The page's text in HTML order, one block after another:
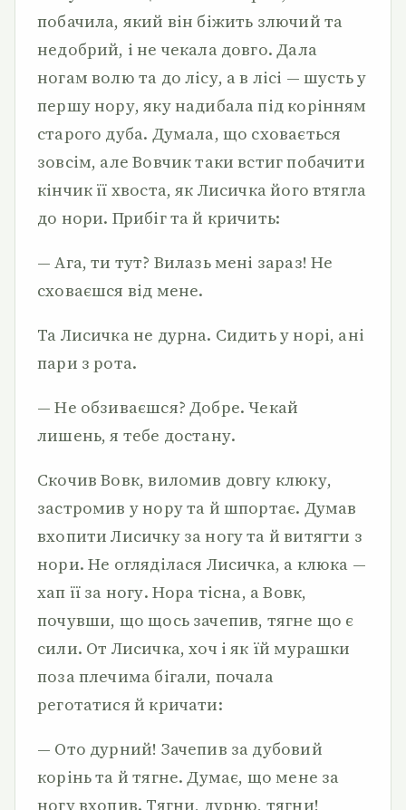
побачила, який він біжить злючий та
недобрий, і не чекала довго. Дала
ногам волю та до лісу, а в лісі — шусть у
першу нору, яку надибала під корінням
старого дуба. Думала, що сховається
зовсім, але Вовчик таки встиг побачити
кінчик її хвоста, як Лисичка його втягла
до нори. Прибіг та й кричить:
— Ага, ти тут? Вилазь мені зараз! Не
сховаєшся від мене.
Та Лисичка не дурна. Сидить у норі, ані
пари з рота.
— Не обзиваєшся? Добре. Чекай
лишень, я тебе достану.
Скочив Вовк, виломив довгу клюку,
застромив у нору та й шпортає. Думав
вхопити Лисичку за ногу та й витягти з
нори. Не огляділася Лисичка, а клюка —
хап її за ногу. Нора тісна, а Вовк,
почувши, що щось зачепив, тягне що є
сили. От Лисичка, хоч і як їй мурашки
поза плечима бігали, почала
реготатися й кричати:
— Ото дурний! Зачепив за дубовий
корінь та й тягне. Думає, що мене за
ногу вхопив. Тягни, дурню, тягни!